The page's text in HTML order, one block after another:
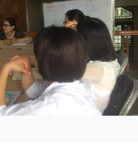
NĂNG LÃNH